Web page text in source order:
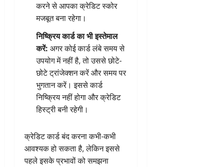
करने से आपका क्रेडिट स्कोर
मजबूत बना रहेगा।
निष्क्रिय कार्ड का भी इस्तेमाल
करें: अगर कोई कार्ड लंबे समय से
उपयोग में नहीं है, तो उससे छोटे-
छोटे ट्रांजेक्शन करें और समय पर
भुगतान करें। इससे कार्ड
निष्क्रिय नहीं होगा और क्रेडिट
हिस्ट्री बनी रहेगी।
क्रेडिट कार्ड बंद करना कभी-कभी
आवश्यक हो सकता है, लेकिन इससे
पहले इसके प्रभावों को समझना